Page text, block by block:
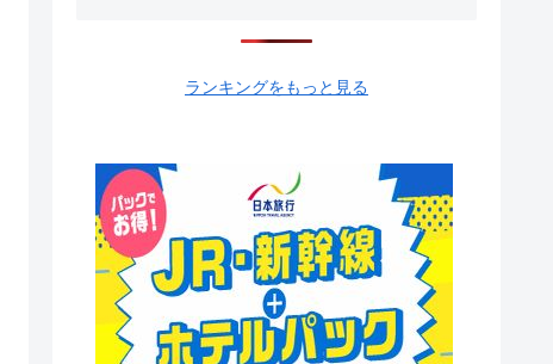
ランキングをもっと見る